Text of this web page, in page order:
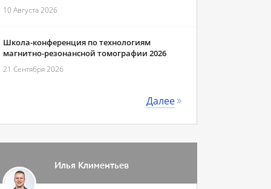
10 Августа 2026
Школа-конференция по технологиям
магнитно-резонансной томографии 2026
21 Сентября 2026
Далее
Илья Климентьев